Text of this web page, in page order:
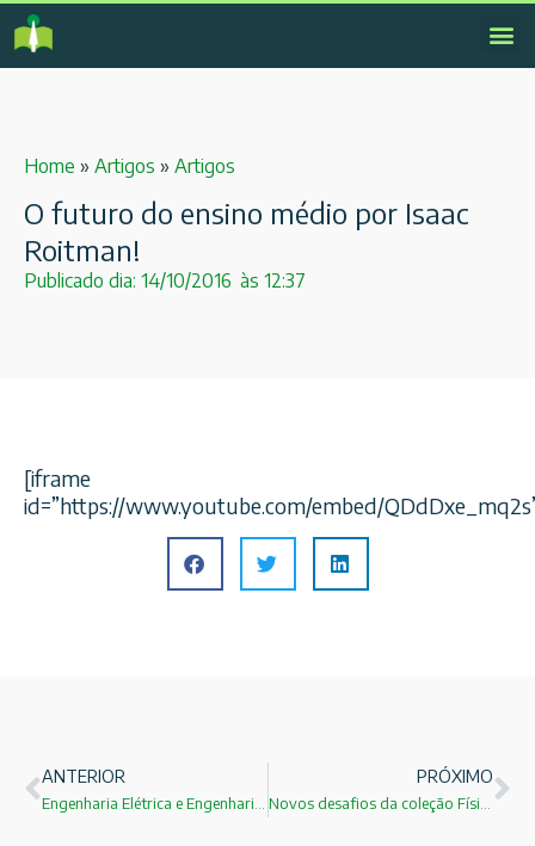
Home » Artigos » Artigos
O futuro do ensino médio por Isaac
Roitman!
Publicado dia: 14/10/2016 às 12:37
[iframe
id=”https://www.youtube.com/embed/
ANTERIOR PRÓXIMO